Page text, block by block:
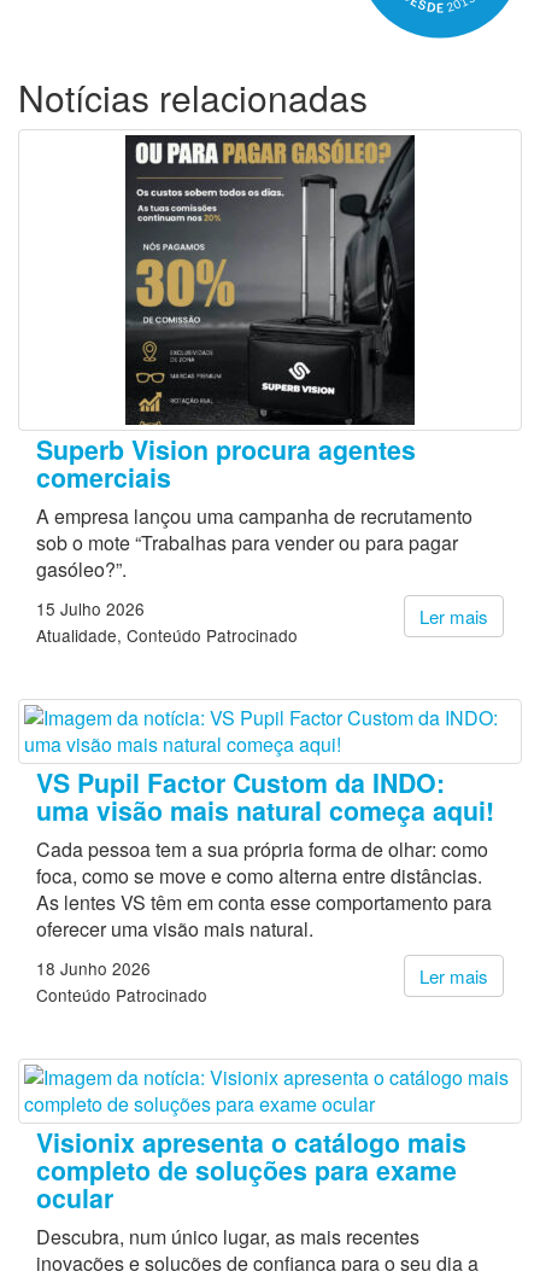
Notícias relacionadas
Superb Vision procura agentes
comerciais
A empresa lançou uma campanha de recrutamento
sob o mote “Trabalhas para vender ou para pagar
gasóleo?”.
Ler mais
15 Julho 2026
Atualidade Conteúdo Patrocinado
VS Pupil Factor Custom da INDO:
uma visão mais natural começa aqui!
Cada pessoa tem a sua própria forma de olhar: como
foca, como se move e como alterna entre distâncias.
As lentes VS têm em conta esse comportamento para
oferecer uma visão mais natural.
Ler mais
18 Junho 2026
Conteúdo Patrocinado
Visionix apresenta o catálogo mais
completo de soluções para exame
ocular
Descubra, num único lugar, as mais recentes
inovações e soluções de confiança para o seu dia a